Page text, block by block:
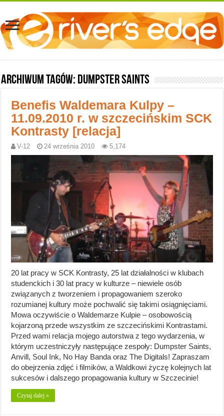
Archiwum tagów: Dumpster Saints
Benefis Waldemara Kulpy –
11.09.2010 r. w szczecińskim SCK
Kontrasty [relacja]
V-12 24 września 2010 5,174
20 lat pracy w SCK Kontrasty, 25 lat działalności w klubach
studenckich i 30 lat pracy w kulturze – niewiele osób
związanych z tworzeniem i propagowaniem szeroko
rozumianej kultury może pochwalić się takimi osiągnięciami.
Mowa oczywiście o Waldemarze Kulpie – osobowością
kojarzoną przede wszystkim ze szczecińskimi Kontrastami.
Przed wami relacja mojego autorstwa z tego wydarzenia, w
którym uczestniczyły następujące zespoły: Dumpster Saints,
Anvill, Soul Ink, No Hay Banda oraz The Digitals! Zapraszam
do obejrzenia zdjęć i filmików, a Waldkowi życzę kolejnych lat
sukcesów i dalszego propagowania kultury w Szczecinie!
Czytaj dalej »